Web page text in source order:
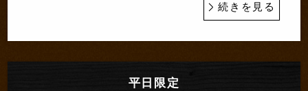
続きを見る
平日限定